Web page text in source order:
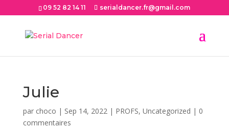
09 52 82 14 11 serialdancer.fr@gmail.com
Julie
par choco | Sep 14, 2022| PROFS, Uncategorized | 0
commentaires